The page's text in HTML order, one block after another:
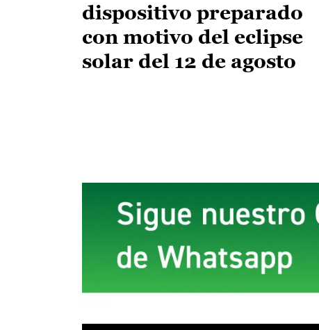
dispositivo preparado
con motivo del eclipse
solar del 12 de agosto